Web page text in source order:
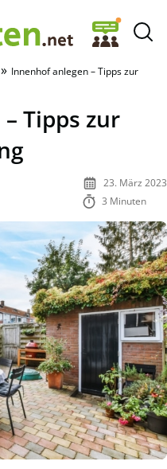
» Innenhof anlegen – Tipps zur
Tipps zur
23. März 2023
3 Minuten